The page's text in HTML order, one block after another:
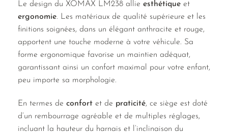
Le design du XOMAX LM238 allie esthétique et
ergonomie. Les matériaux de qualité supérieure et les
finitions soignées, dans un élégant anthracite et rouge,
apportent une touche moderne à votre véhicule. Sa
forme ergonomique favorise un maintien adéquat,
garantissant ainsi un confort maximal pour votre enfant,
peu importe sa morphologie.
En termes de confort et de praticité, ce siège est doté
d’un rembourrage agréable et de multiples réglages,
incluant la hauteur du harnais et l’inclinaison du